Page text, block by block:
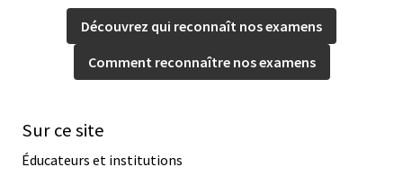
Découvrez qui reconnaît nos examens
Comment reconnaître nos examens
Sur ce site
Éducateurs et institutions